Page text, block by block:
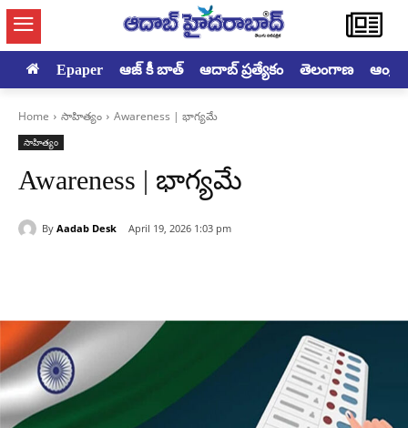
Epaper ఆజ్ కీ బాత్ ఆదాబ్ ప్రత్యేకం తెలంగాణ
Home సాహిత్యం Awareness | భాగ్యమే
సాహిత్యం
Awareness | భాగ్యమే
By Aadab Desk April 19, 2026 1:03 pm